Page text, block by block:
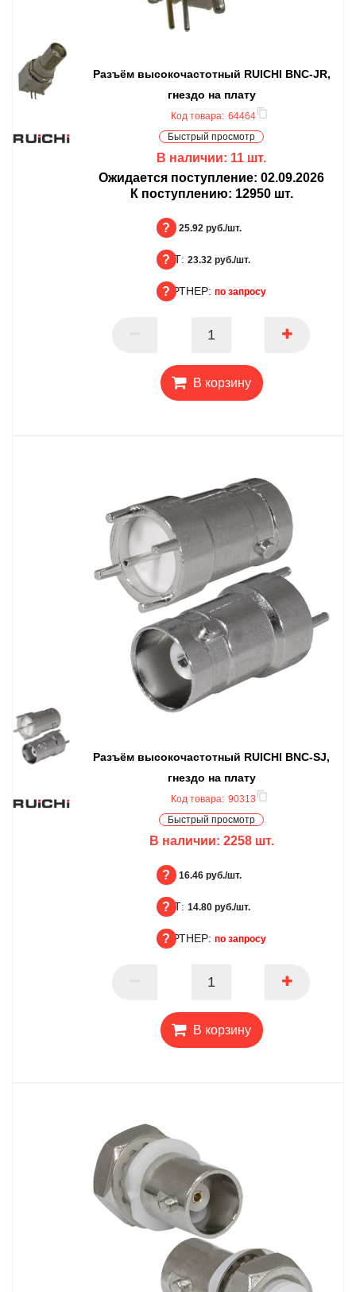
Разъём высокочастотный RUICHI BNC-JR,
гнездо на плату
Код товара: 64464
Быстрый просмотр
В наличии: 11 шт.
Ожидается поступление: 02.09.2026
К поступлению: 12950шт.
БЦ: 25.92 руб./шт.
ОПТ: 23.32 руб./шт.
ПАРТНЕР: по запросу
В корзину
Разъём высокочастотный RUICHI BNC-SJ,
гнездо на плату
Код товара: 90313
Быстрый просмотр
В наличии: 2258шт.
БЦ: 16.46 руб./шт.
ОПТ: 14.80 руб./шт.
ПАРТНЕР: по запросу
В корзину